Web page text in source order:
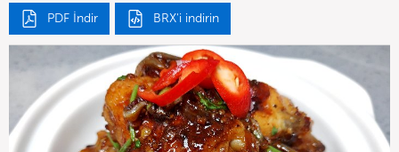
PDF İndir BRX'i indirin